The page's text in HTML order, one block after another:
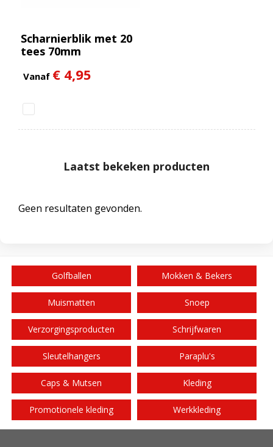
Scharnierblik met 20
tees 70mm
Vanaf € 4,95
Laatst bekeken producten
Geen resultaten gevonden.
Golfballen Mokken & Bekers
Muismatten Snoep
Verzorgingsproducten Schrijfwaren
Sleutelhangers Paraplu's
Caps & Mutsen Kleding
Promotionele kleding Werkkleding